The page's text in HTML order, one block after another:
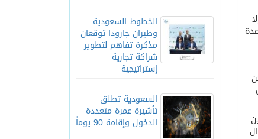
الخطوط السعودية
وطيران جارودا توقعان
مذكرة تفاهم لتطوير
شراكة تجارية
إستراتيجية
السعودية تطلق
تأشيرة عمرة متعددة
الدخول وإقامة 90 يوماً
السؤال